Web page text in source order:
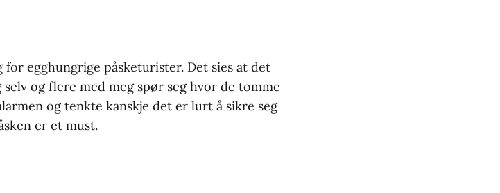
egghungrige påsketurister. Det sies at det
og flere med meg spør seg hvor de tomme
og tenkte kanskje det er lurt å sikre seg
er et must.